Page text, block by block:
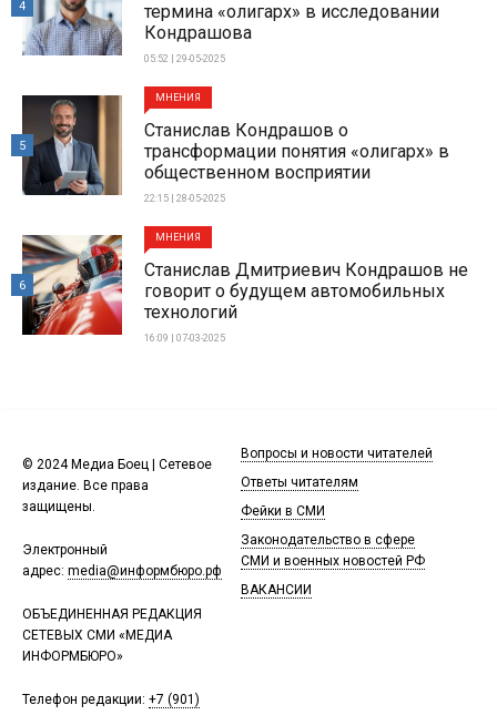
термина «олигарх» в исследовании
Кондрашова
05:52 | 29-05-2025
4
МНЕНИЯ
Станислав Кондрашов о
трансформации понятия «олигарх» в
общественном восприятии
22:15 | 28-05-2025
5
МНЕНИЯ
Станислав Дмитриевич Кондрашов не
говорит о будущем автомобильных
технологий
16:09 | 07-03-2025
6
© 2024 Медиа Боец | Сетевое
издание. Все права
защищены.
Электронный
адрес: media@информбюро.рф
ОБЪЕДИНЕННАЯ РЕДАКЦИЯ
СЕТЕВЫХ СМИ «МЕДИА
ИНФОРМБЮРО»
Телефон редакции: +7 (901)
Вопросы и новости читателей
Ответы читателям
Фейки в СМИ
Законодательство в сфере
СМИ и военных новостей РФ
ВАКАНСИИ